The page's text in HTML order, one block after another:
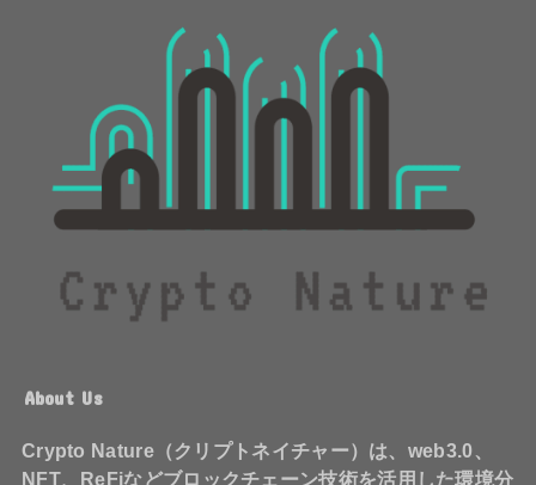
About Us
Crypto Nature（クリプトネイチャー）は、web3.0、
NFT、ReFiなどブロックチェーン技術を活用した環境分